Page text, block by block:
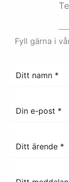
Fyll gärna i